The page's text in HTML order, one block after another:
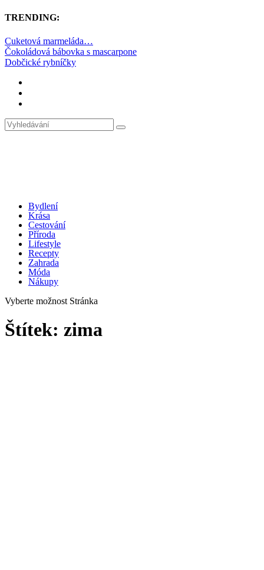
TRENDING:
Cuketová marmeláda…
Čokoládová bábovka s mascarpone
Dobčické rybníčky
Bydlení
Krása
Cestování
Příroda
Lifestyle
Recepty
Zahrada
Móda
Nákupy
Vyberte možnost Stránka
Štítek: zima